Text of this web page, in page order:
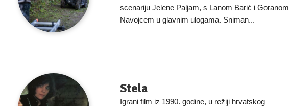
scenariju Jelene Paljam, s Lanom Barić i Goranom
Navojcem u glavnim ulogama. Sniman...
Stela
Igrani film iz 1990. godine, u režiji hrvatskog